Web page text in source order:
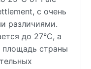
с очень
различиями.
до 27°C, а
площадь страны